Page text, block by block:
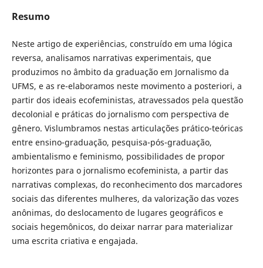
Resumo
Neste artigo de experiências, construído em uma lógica
reversa, analisamos narrativas experimentais, que
produzimos no âmbito da graduação em Jornalismo da
UFMS, e as re-elaboramos neste movimento a posteriori, a
partir dos ideais ecofeministas, atravessados pela questão
decolonial e práticas do jornalismo com perspectiva de
gênero. Vislumbramos nestas articulações prático-teóricas
entre ensino-graduação, pesquisa-pós-graduação,
ambientalismo e feminismo, possibilidades de propor
horizontes para o jornalismo ecofeminista, a partir das
narrativas complexas, do reconhecimento dos marcadores
sociais das diferentes mulheres, da valorização das vozes
anônimas, do deslocamento de lugares geográficos e
sociais hegemônicos, do deixar narrar para materializar
uma escrita criativa e engajada.